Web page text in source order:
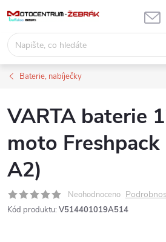
obsah
Baterie, nabíječky
VARTA baterie
moto
A2)
Neohodnoceno
Kód produktu: V514401019A514